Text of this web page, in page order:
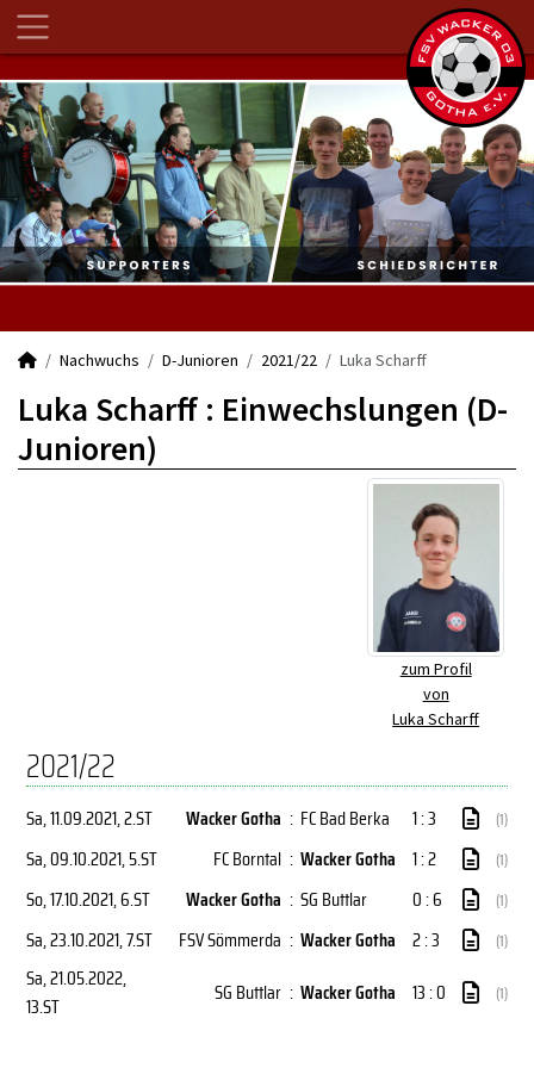
Nachwuchs D-Junioren 2021/22 Luka Scharff
Luka Scharff : Einwechslungen (D-
Junioren)
zum Profil
von
Luka Scharff
2021/22
Sa, 11.09.2021, 2.ST Wacker Gotha : FC Bad Berka 1 : 3 (1)
Sa, 09.10.2021, 5.ST FC Borntal : Wacker Gotha 1 : 2 (1)
So, 17.10.2021, 6.ST Wacker Gotha : SG Buttlar 0 : 6 (1)
Sa, 23.10.2021, 7.ST FSV Sömmerda : Wacker Gotha 2 : 3 (1)
Sa, 21.05.2022,
13.ST
SG Buttlar : Wacker Gotha 13 : 0 (1)